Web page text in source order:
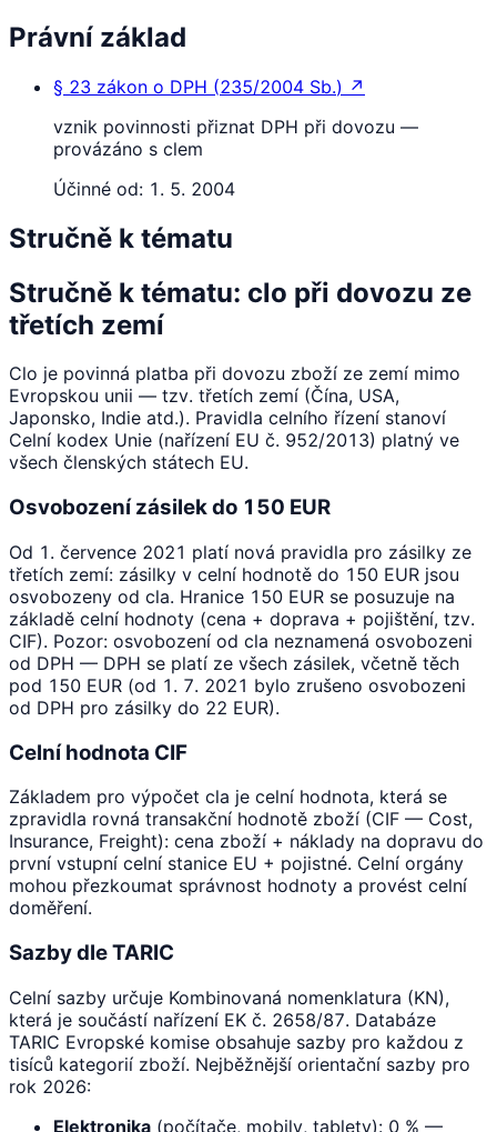
Právní základ
§ 23 zákon o DPH (235/2004 Sb.) ↗
vznik povinnosti přiznat DPH při dovozu —
provázáno s clem
Účinné od: 1. 5. 2004
Stručně k tématu
Stručně k tématu: clo při dovozu ze
třetích zemí
Clo je povinná platba při dovozu zboží ze zemí mimo
Evropskou unii — tzv. třetích zemí (Čína, USA,
Japonsko, Indie atd.). Pravidla celního řízení stanoví
Celní kodex Unie (nařízení EU č. 952/2013) platný ve
všech členských státech EU.
Osvobození zásilek do 150 EUR
Od 1. července 2021 platí nová pravidla pro zásilky ze
třetích zemí: zásilky v celní hodnotě do 150 EUR jsou
osvobozeny od cla. Hranice 150 EUR se posuzuje na
základě celní hodnoty (cena + doprava + pojištění, tzv.
CIF). Pozor: osvobození od cla neznamená osvobozeni
od DPH — DPH se platí ze všech zásilek, včetně těch
pod 150 EUR (od 1. 7. 2021 bylo zrušeno osvobozeni
od DPH pro zásilky do 22 EUR).
Celní hodnota CIF
Základem pro výpočet cla je celní hodnota, která se
zpravidla rovná transakční hodnotě zboží (CIF — Cost,
Insurance, Freight): cena zboží + náklady na dopravu do
první vstupní celní stanice EU + pojistné. Celní orgány
mohou přezkoumat správnost hodnoty a provést celní
doměření.
Sazby dle TARIC
Celní sazby určuje Kombinovaná nomenklatura (KN),
která je součástí nařízení EK č. 2658/87. Databáze
TARIC Evropské komise obsahuje sazby pro každou z
tisíců kategorií zboží. Nejběžnější orientační sazby pro
rok 2026:
Elektronika (počítače, mobily, tablety): 0 % —